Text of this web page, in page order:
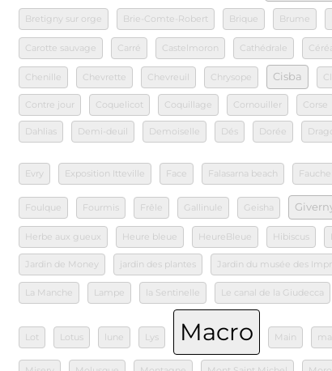
Bretigny sur orge Brie-Comte-Robert Brique Brume
Carotte sauvage Carré Castelmoron Cathédrale
Chenille Chevrette Chevreuil Chrysope Cisba
Contre jour Coquelicot Coquillage Cornouiller Corse
Dahlias Demi-deuil Demoiselle Dés Dorée
Evry Exposition Itteville Face Falasarna beach
Foulque Fourmis Frêle Gallinule Geisha
Herbe aux gueux Heure bleue HeureBleue Hibiscus
Jardin de Money jardin des plantes Jardin du musée des
La Manche Lampe la Sentinelle Le canal de la Giudecca
Lot Lotus lune Lys Macro Main